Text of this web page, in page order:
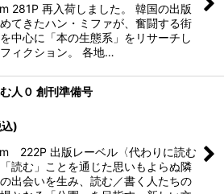
281P 再入荷しました。 韓国の出版
てきたハン・ミファが、奮闘する街
中心に「本の生態系」をリサーチし
ィクション。 各地…
人０ 創刊準備号
)
222P 出版レーベル〈代わりに読む
読む」ことを通じた思いもよらぬ隣
出会いを生み、読む／書く人たちの